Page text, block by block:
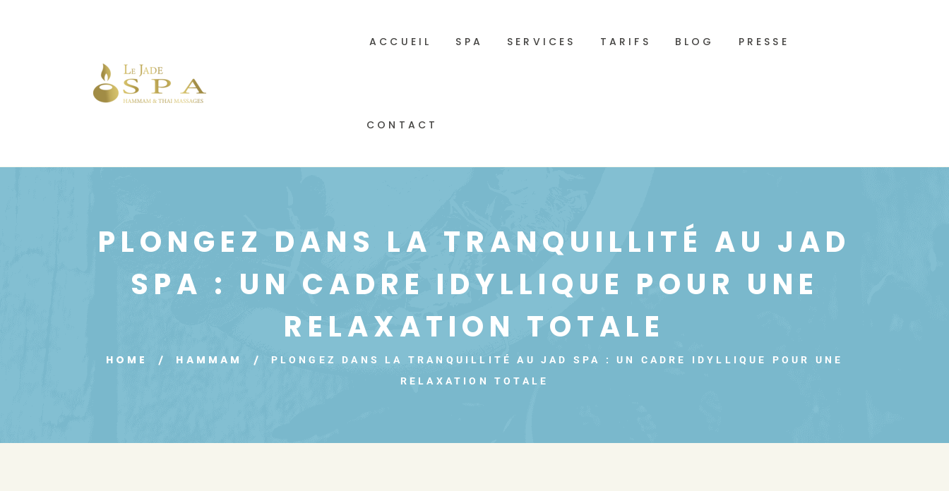
ACCUEIL SPA SERVICES TARIFS BLOG PRESSE
CONTACT
PLONGEZ DANS LA TRANQUILLITÉ AU JAD
SPA : UN CADRE IDYLLIQUE POUR UNE
RELAXATION TOTALE
HOME HAMMAM
PLONGEZ DANS LA TRANQUILLITÉ AU JAD SPA : UN CADRE IDYLLIQUE POUR UNE
RELAXATION TOTALE